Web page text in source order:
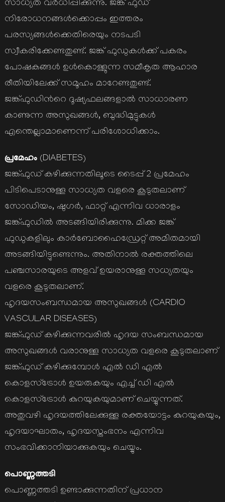
സാധ്യത വര്‍ധിപ്പിക്കുന്നു. ജങ്ക് ഫുഡ്
നിരോധനങ്ങള്‍ക്കൊപ്പം ഇത്തരം
പരസ്യങ്ങള്‍ക്കെതിരെയും നടപടി
സ്വീകരിക്കേണ്ടതുണ്ട്. ജങ്ക് ഫുഡുകള്‍ക്ക് പകരം
പോഷകങ്ങള്‍ ഉള്‍കൊള്ളുന്ന സമീകൃത ആഹാര
രീതിയിലേക്ക് സമൂഹം മാറേണ്ടതുണ്ട്.
ജങ്ക്ഫുഡിന്‍റെ ദൂഷ്യഫലങ്ങളാല്‍ സാധാരണ
കാണുന്ന അസുഖങ്ങള്‍, ബുദ്ധിമുട്ടുകള്‍
എന്തെല്ലാമാണെന്ന് പരിശോധിക്കാം.
പ്രമേഹം(DIABETES)
ജങ്ക്ഫുഡ് കഴിക്കുന്നതിലൂടെ ടൈപ്പ് 2 പ്രമേഹം
പിടിപെടാനുള്ള സാധ്യത വളരെ കൂടുതലാണ്
സോഡിയം, ഷുഗര്‍, ഫാറ്റ് എന്നിവ ധാരാളം
ജങ്ക്ഫുഡില്‍ അടങ്ങിയിരിക്കുന്നു. മിക്ക ജങ്ക്
ഫുഡുകളിലും കാര്‍ബോഹൈഡ്രേറ്റ് അമിതമായി
അടങ്ങിയിട്ടുണ്ടെന്നും. അതിനാല്‍ രക്തത്തിലെ
പഞ്ചസാരയുടെ അളവ് ഉയരാനുള്ള സധ്യതയും
വളരെ കൂടുതലാണ്.
ഹൃദയസംബന്ധമായ അസുഖങ്ങള്‍ (CARDIO
VASCULAR DISEASES)
ജങ്ക്ഫുഡ് കഴിക്കുന്നവരില്‍ ഹൃദയ സംബന്ധമായ
അസുഖങ്ങള്‍ വരാനുള്ള സാധ്യത വളരെ കൂടുതലാണ്
ജങ്ക്ഫുഡ് കഴിക്കുമ്പോള്‍ എല്‍ ഡി എല്‍
കൊളസ്ട്രോള്‍ ഉയരുകയും എച്ച് ഡി എല്‍
കൊളസ്ട്രോള്‍ കുറയുകയുമാണ് ചെയ്യുന്നത്.
അതുവഴി ഹൃദയത്തിലേക്കുള്ള രക്തയോട്ടം കുറയുകയും,
ഹൃദയാഘാതം, ഹൃദയസ്തംഭനം എന്നിവ
സംഭവിക്കാനിയാക്കുകയും ചെയ്യും.
പൊണ്ണത്തടി
പൊണ്ണത്തടി ഉണ്ടാക്കുന്നതിന് പ്രധാന